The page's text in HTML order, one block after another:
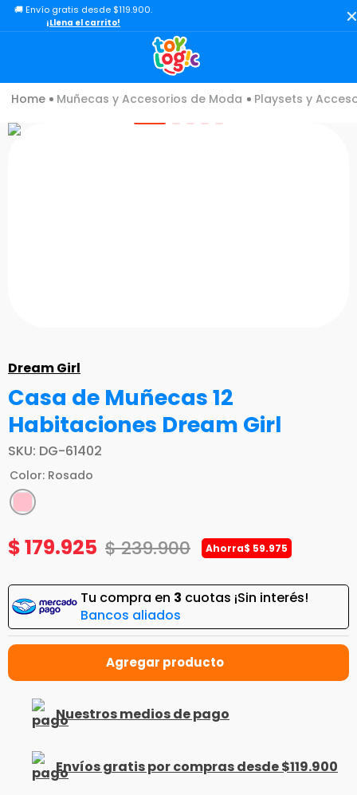
🚚 Envío gratis desde $119.900.
¡Llena el carrito!
Muñecas y Accesorios de Moda Playsets y
Dream Girl
Casa de Muñecas 12
Habitaciones Dream Girl
SKU: DG-61402
Color: Rosado
$179.925 $239.900 Ahorra$ 59.975
Tu compra en 3 cuotas ¡Sin interés!
Bancos aliados
Nuestros medios de pago
Envíos gratis por compras desde $119.900
TÉRMINOS MÁS BUSCADOS
3.
carro
4
carro control remoto